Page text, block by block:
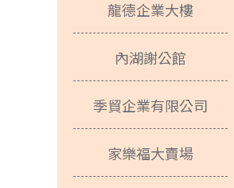
龍德企業大樓
內湖謝公館
季貿企業有限公司
家樂福大賣場